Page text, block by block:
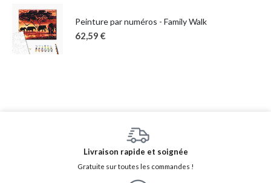
Peinture par numéros - Family Walk
62,59 €
Livraison rapide et soignée
Gratuite sur toutes les commandes !